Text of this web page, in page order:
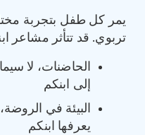
يمر كل طفل بتجربة
تربوي. قد تتأثر مشاعر
الحاضنات، لا
إلى ابنكم
البيئة في
يعرفها ابنكم